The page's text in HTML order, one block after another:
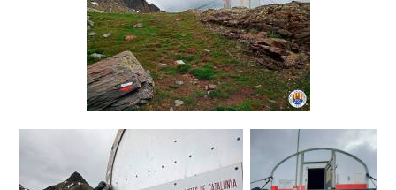
Sortides Dimarts
Marxes
Cultura
Càmping